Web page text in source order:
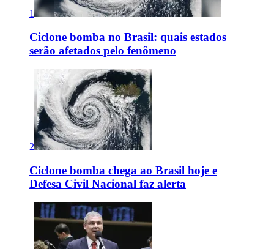
1
Ciclone bomba no Brasil: quais estados
serão afetados pelo fenômeno
2
Ciclone bomba chega ao Brasil hoje e
Defesa Civil Nacional faz alerta